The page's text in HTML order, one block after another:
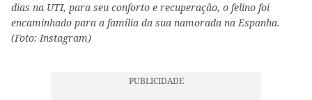
dias na UTI, para seu conforto e recuperação, o felino foi
encaminhado para a família da sua namorada na Espanha.
(Foto: Instagram)